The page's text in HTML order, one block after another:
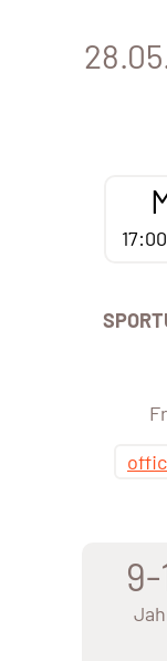
9-